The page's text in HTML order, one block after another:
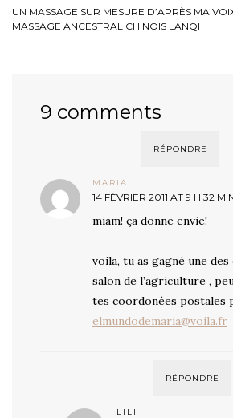
UN MASSAGE SUR MESURE D’APRÈS MA
MASSAGE ANCESTRAL CHINOIS LANQI
9 comments
RÉPONDRE
MARIA
14 FÉVRIER 2011 AT 9 H 32
miam! ça donne envie!
voila, tu as gagné une
salon de l’agriculture ,
tes coordonées postales
elmundodemaria@voila.fr
RÉPONDRE
LILI